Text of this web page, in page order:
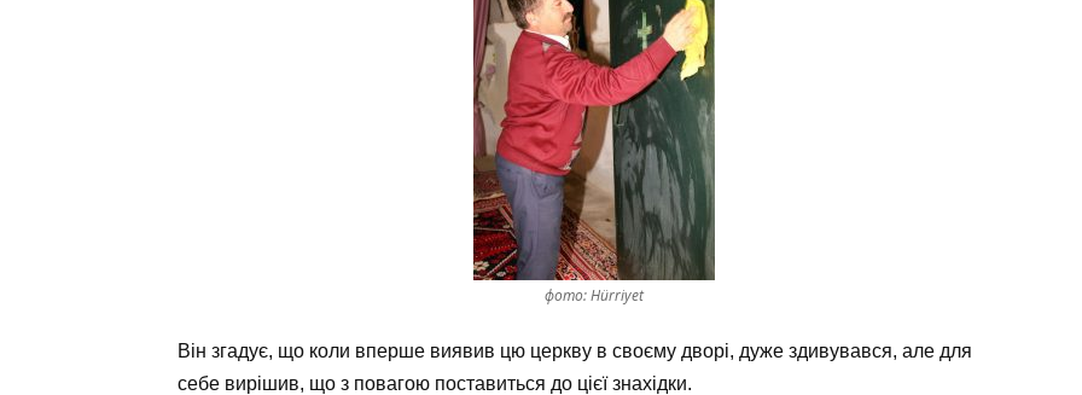
фото: Hürriyet
Він згадує, що коли вперше виявив цю церкву в своєму дворі, дуже здивувався, але для
себе вирішив, що з повагою поставиться до цієї знахідки.